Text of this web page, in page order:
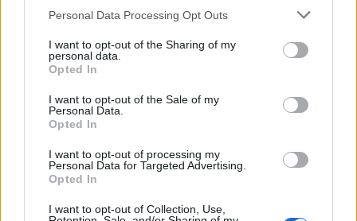
Personal Data Processing Opt Outs
I want to opt-out of the Sharing of my
personal data.
Opted In
I want to opt-out of the Sale of my
Personal Data.
Opted In
I want to opt-out of processing my
Personal Data for Targeted Advertising.
Opted In
I want to opt-out of Collection, Use,
Veterináři v horku ošetřují více zvířat, ohrožení jsou psi
se zploštělým čumákem
Veterináři v současných
vedrech ošetřují více zvířat.
krátkou lebkou a zploštělým
čumákem, jako jsou například mopsi nebo buldočci, starší jedinci a
zvířata se srdečním onemocněním. Jejich majitelé pro ně
dehydrataci nebo kolapsu. ČTK to sdělila viceprezidentka Komory